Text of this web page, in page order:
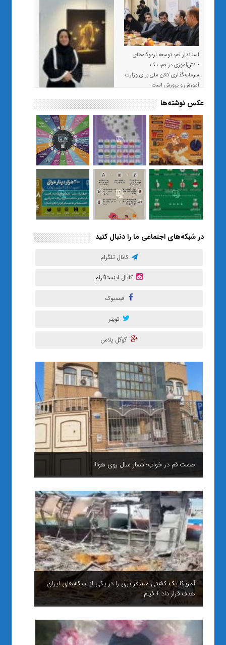
استاندار قم: توسعه اردوگاه‌های
دانش‌آموزی در قم، یک
سرمایه‌گذاری کلان ملی برای وزارت
آموزش و پرورش است
«صبر و اعتماد؛ روایت معلمی که
نسل Z را از بی‌هدفی به خودباوری
رساند / از یک کلاس ساده در قم تا
حضور مشترک معلم و هنرجویان
در مهم‌ترین گالری قرآنی هوش
مصنوعی تهران
عکس نوشته‌ها
در شبکه‌های اجتماعی ما را دنبال کنید
کانال تلگرام
کانال اینستاگرام
فیسبوک
تویتر
گوگل پلاس
صمت قم در خواب؛ شعار سال روی هوا!!
آمریکا یک کشتی مسافر بری را در یکی از اسکله‌های ایران
هدف قرار داد + فیلم